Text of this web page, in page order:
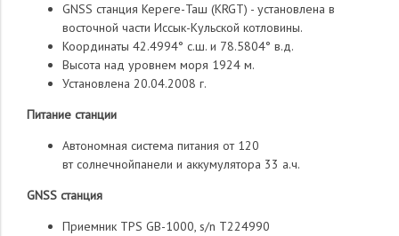
GNSS cтанция Кереге-Таш (KRGT) - установлена в
восточной части Иссык-Кульской котловины.
Координаты 42.4994° с.ш. и 78.5804° в.д.
Высота над уровнем моря 1924 м.
Установлена 20.04.2008 г.
Питание станции
Автономная система питания от 120
вт солнечнойпанели и аккумулятора 33 а.ч.
GNSS станция
Приемник TPS GB-1000, s/n T224990